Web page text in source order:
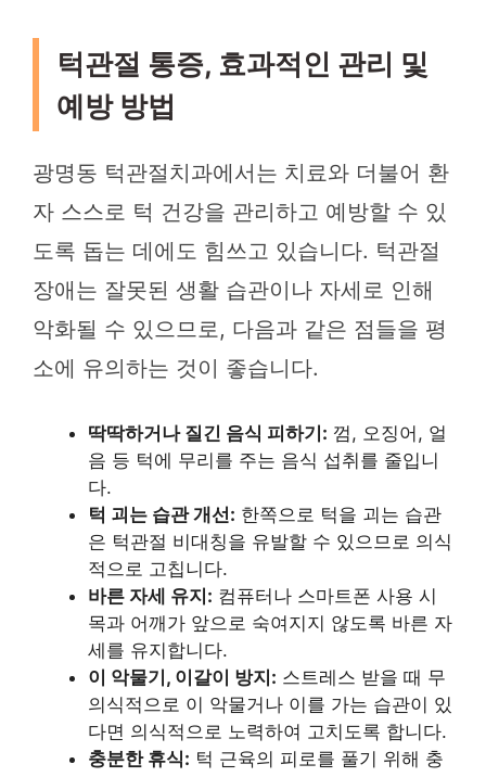
턱관절 통증, 효과적인 관리 및
예방 방법
광명동 턱관절치과에서는 치료와 더불어 환
자 스스로 턱 건강을 관리하고 예방할 수 있
도록 돕는 데에도 힘쓰고 있습니다. 턱관절
장애는 잘못된 생활 습관이나 자세로 인해
악화될 수 있으므로, 다음과 같은 점들을 평
소에 유의하는 것이 좋습니다.
딱딱하거나 질긴 음식 피하기: 껌, 오징어, 얼
음 등 턱에 무리를 주는 음식 섭취를 줄입니
다.
턱 괴는 습관 개선: 한쪽으로 턱을 괴는 습관
은 턱관절 비대칭을 유발할 수 있으므로 의식
적으로 고칩니다.
바른 자세 유지: 컴퓨터나 스마트폰 사용 시
목과 어깨가 앞으로 숙여지지 않도록 바른 자
세를 유지합니다.
이 악물기, 이갈이 방지: 스트레스 받을 때 무
의식적으로 이 악물거나 이를 가는 습관이 있
다면 의식적으로 노력하여 고치도록 합니다.
충분한 휴식: 턱 근육의 피로를 풀기 위해 충